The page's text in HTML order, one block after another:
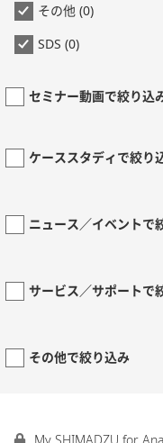
その他 (0)
SDS (0)
セミナー動画で絞り込
ケーススタディで絞り
ニュース／イベントで
サービス／サポートで
その他で絞り込み